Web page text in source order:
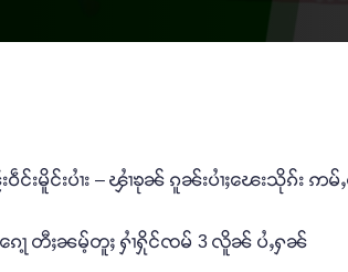
ဝဵင်းမိူင်းပၢႆး – ၾၢႆၶုၼ် ၵူၼ်းပၢႆႈၽေးသိုၵ်း ဢ
ေႃ့ တီႈၼမ့်တူႈ ႁၢႆႁိုင်ၸမ် 3 လိူၼ် ပႆႇႁၼ်